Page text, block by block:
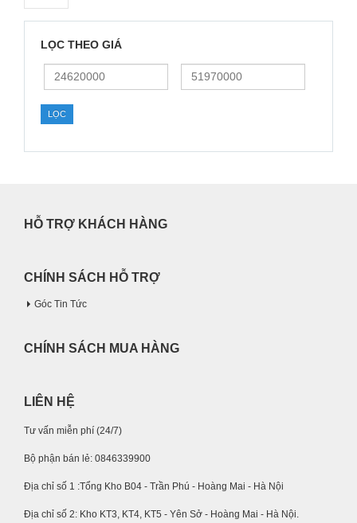
LỌC THEO GIÁ
Giá
nhất
Giá
LỌC
HỖ TRỢ KHÁCH HÀNG
CHÍNH SÁCH HỖ TRỢ
Góc Tin Tức
CHÍNH SÁCH MUA HÀNG
LIÊN HỆ
Tư vấn miễn phí (24/7)
Bộ phận bán lẻ: 0846339900
Địa chỉ số 1 :Tổng Kho B04 - Trần Phú - Hoàng Mai - Hà Nội
Địa chỉ số 2: Kho KT3, KT4, KT5 - Yên Sở - Hoàng Mai - Hà Nội.